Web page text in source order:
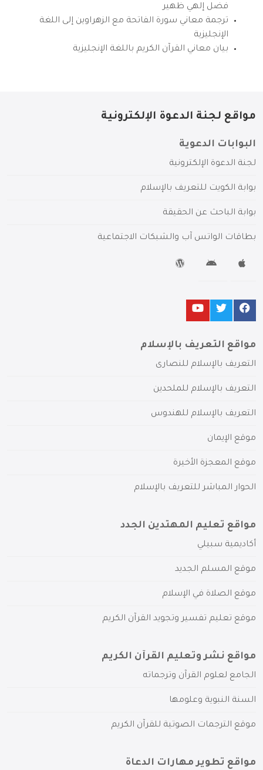
فضل إلهي ظهير
ترجمة معاني سورة الفاتحة مع الزهراوين إلى اللغة
الإنجليزية
بيان معاني القرآن الكريم باللغة الإنجليزية
مواقع لجنة الدعوة الإلكترونية
البوابات الدعوية
لجنة الدعوة الإلكترونية
بوابة الكويت للتعريف بالإسلام
بوابة الباحث عن الحقيقة
بطاقات الواتس آب والشبكات الاجتماعية
مواقع التعريف بالإسلام
التعريف بالإسلام للنصارى
التعريف بالإسلام للملحدين
التعريف بالإسلام للهندوس
موقع الإيمان
موقع المعجزة الأخيرة
الحوار المباشر للتعريف بالإسلام
مواقع تعليم المهتدين الجدد
أكاديمية سبيلي
موقع المسلم الجديد
موقع الصلاة في الإسلام
موقع تعليم تفسير وتجويد القرآن الكريم
مواقع نشر وتعليم القرآن الكريم
الجامع لعلوم القرآن وترجماته
السنة النبوية وعلومها
موقع الترجمات الصوتية للقرآن الكريم
مواقع تطوير مهارات الدعاة